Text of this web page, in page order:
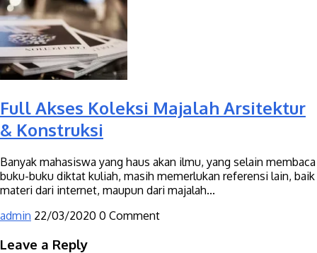
Full Akses Koleksi Majalah Arsitektur
& Konstruksi
Banyak mahasiswa yang haus akan ilmu, yang selain membaca
buku-buku diktat kuliah, masih memerlukan referensi lain, baik
materi dari internet, maupun dari majalah...
admin 22/03/2020 0 Comment
Leave a Reply